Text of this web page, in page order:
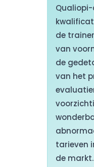
de
van
de
van het
tarieven
de markt.